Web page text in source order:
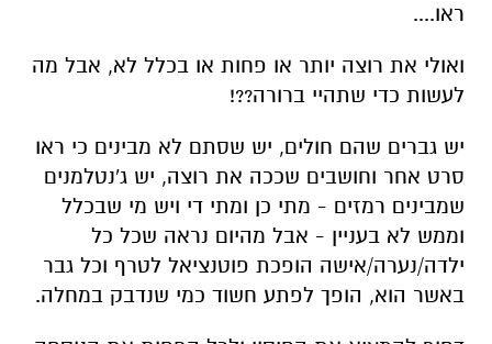
ראו....
ואולי את רוצה יותר או פחות או בכלל לא, אבל מה
לעשות כדי שתהיי ברורה??!
יש גברים שהם חולים, יש שסתם לא מבינים כי ראו
סרט אחר וחושבים שככה את רוצה, יש ג'נטלמנים
שמבינים רמזים - מתי כן ומתי די ויש מי שבכלל
וממש לא בעניין - אבל מהיום נראה שכל כל
ילדה/נערה/אישה הופכת פוטנציאל לטרף וכל גבר
באשר הוא, הופך לפתע חשוד כמי שנדבק במחלה.